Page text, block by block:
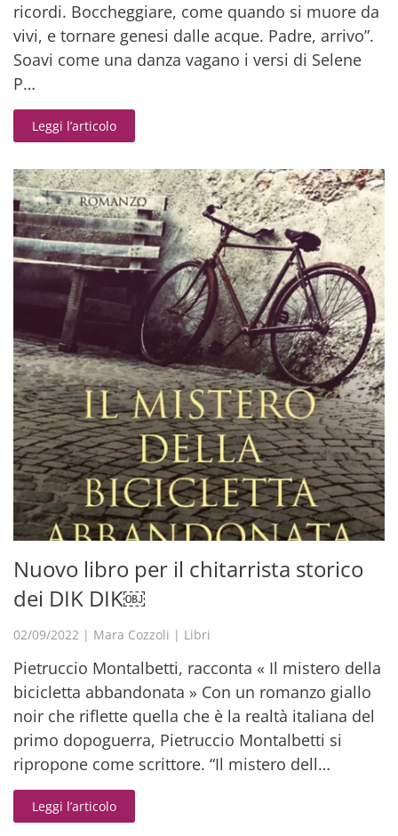
ricordi. Boccheggiare, come quando si muore da
vivi, e tornare genesi dalle acque. Padre, arrivo”.
Soavi come una danza vagano i versi di Selene
P…
Leggi l’articolo
Nuovo libro per il chitarrista storico
dei DIK DIK￼
02/09/2022 | Mara Cozzoli | Libri
Pietruccio Montalbetti, racconta « Il mistero della
bicicletta abbandonata » Con un romanzo giallo
noir che riflette quella che è la realtà italiana del
primo dopoguerra, Pietruccio Montalbetti si
ripropone come scrittore. “Il mistero dell…
Leggi l’articolo